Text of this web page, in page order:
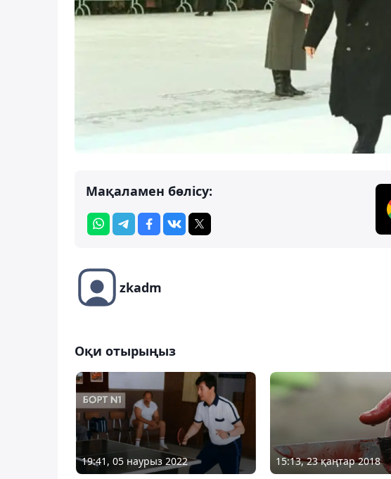
Мақаламен бөлісу:
zkadm
Оқи отырыңыз
19:41, 05 наурыз 2022 15:13, 23 қаңтар 2018